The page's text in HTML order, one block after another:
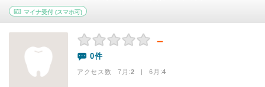
マイナ受付 (スマホ可)
－
0件
アクセス数 7月:2 | 6月:4